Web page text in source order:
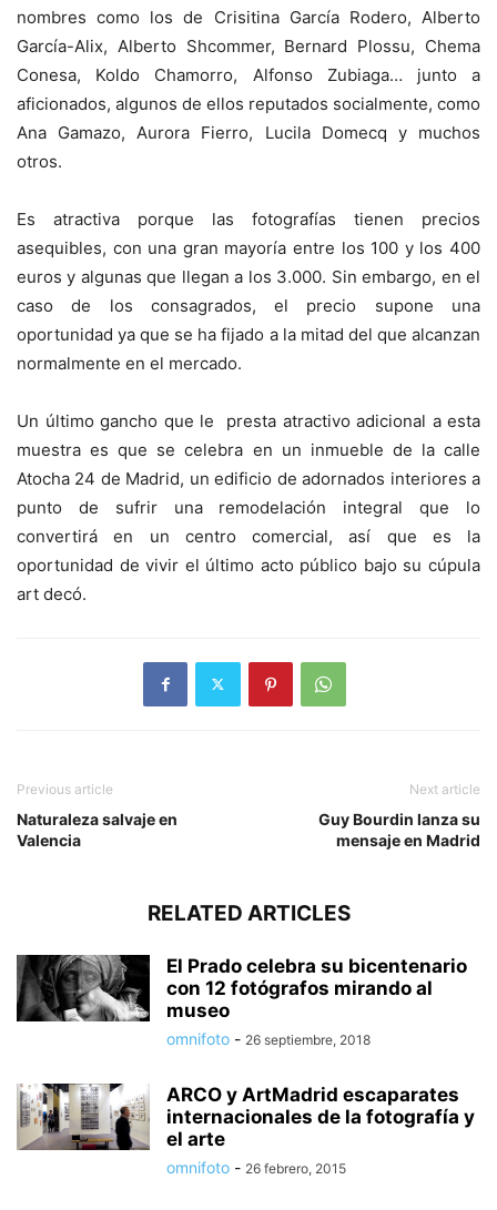
nombres como los de Crisitina García Rodero, Alberto
García-Alix, Alberto Shcommer, Bernard Plossu, Chema
Conesa, Koldo Chamorro, Alfonso Zubiaga… junto a
aficionados, algunos de ellos reputados socialmente, como
Ana Gamazo, Aurora Fierro, Lucila Domecq y muchos
otros.
Es atractiva porque las fotografías tienen precios
asequibles, con una gran mayoría entre los 100 y los 400
euros y algunas que llegan a los 3.000. Sin embargo, en el
caso de los consagrados, el precio supone una
oportunidad ya que se ha fijado a la mitad del que alcanzan
normalmente en el mercado.
Un último gancho que le presta atractivo adicional a esta
muestra es que se celebra en un inmueble de la calle
Atocha 24 de Madrid, un edificio de adornados interiores a
punto de sufrir una remodelación integral que lo
convertirá en un centro comercial, así que es la
oportunidad de vivir el último acto público bajo su cúpula
art decó.
Previous article
Naturaleza salvaje en
Valencia
Next article
Guy Bourdin lanza su
mensaje en Madrid
RELATED ARTICLES
El Prado celebra su bicentenario
con 12 fotógrafos mirando al
museo
omnifoto - 26 septiembre, 2018
ARCO y ArtMadrid escaparates
internacionales de la fotografía y
el arte
omnifoto - 26 febrero, 2015